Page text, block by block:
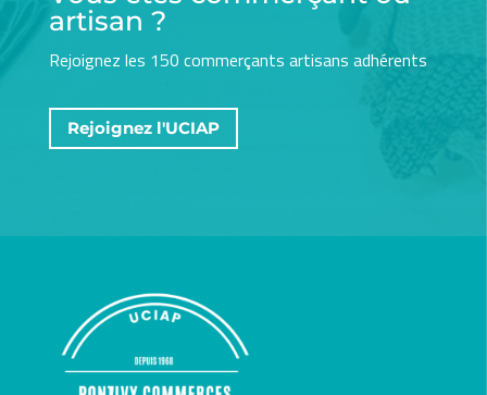
artisan ?
Rejoignez les 150 commerçants artisans adhérents
Rejoignez l'UCIAP